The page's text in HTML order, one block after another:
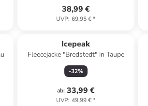
38,99 €
UVP: 69,95 €*
Icepeak
Fleecejacke "Bredstedt" in Taupe
-32%
ab: 33,99 €
UVP: 49,99 €*